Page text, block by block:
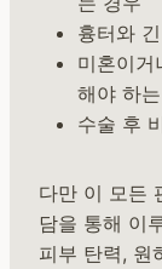
흉터와
미혼이거
해야 하
수술 후
다만 이 모든
담을 통해 이
피부 탄력, 원